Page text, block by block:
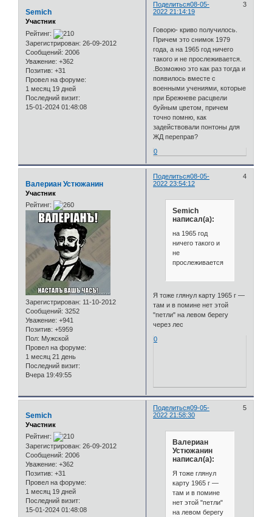
Поделиться 3
08-05-
2022 21:14:19
Semich
Участник
Рейтинг:
Зарегистрирован: 26-09-2012
Сообщений: 2006
Уважение: +362
Позитив: +31
Провел на форуме:
1 месяц 19 дней
Последний визит:
15-01-2024 01:48:08
Говорю- криво получилось.
Причем это снимок 1979
года, а на 1965 год ничего
такого и не прослеживается.
.Возможно это как раз тогда и
появилось вместе с
военными учениями, которые
при Брежневе расцвели
буйным цветом, причем
точно помню, как
задействовали понтоны для
ЖД переправ?
0
Поделиться 4
08-05-
2022 23:54:12
Валериан Устюжанин
Участник
Рейтинг:
Зарегистрирован: 11-10-2012
Сообщений: 3252
Уважение: +941
Позитив: +5959
Пол: Мужской
Провел на форуме:
1 месяц 21 день
Последний визит:
Вчера 19:49:55
Semich
написал(а):
на 1965 год
ничего такого и
не
прослеживается
Я тоже глянул карту 1965 г —
там и в помине нет этой
"петли" на левом берегу
через лес
0
Поделиться 5
09-05-
2022 21:58:30
Semich
Участник
Рейтинг:
Зарегистрирован: 26-09-2012
Сообщений: 2006
Уважение: +362
Позитив: +31
Провел на форуме:
1 месяц 19 дней
Последний визит:
15-01-2024 01:48:08
Валериан
Устюжанин
написал(а):
Я тоже глянул
карту 1965 г —
там и в помине
нет этой "петли"
на левом берегу